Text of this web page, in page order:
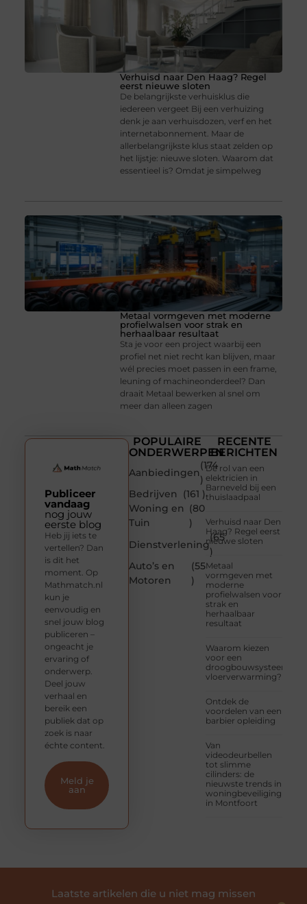
Verhuisd naar Den Haag? Regel
eerst nieuwe sloten
De belangrijkste verhuisklus die
iedereen vergeet Bij een verhuizing
denk je aan verhuisdozen, verf en het
internetabonnement. Maar de
allerbelangrijkste klus staat zelden op
het lijstje: nieuwe sloten. Waarom dat
essentieel is? Omdat je simpelweg
Metaal vormgeven met moderne
profielwalsen voor strak en
herhaalbaar resultaat
Sta je voor een project waarbij een
profiel net niet recht kan blijven, maar
wél precies moet passen in een frame,
leuning of machineonderdeel? Dan
draait Metaal bewerken al snel om
meer dan alleen zagen
POPULAIRE
ONDERWERPEN
Aanbiedingen
(174
)
Bedrijven
(161 )
Woning en
Tuin
(80
)
Dienstverlening
(65
)
Auto’s en
Motoren
(55
)
RECENTE
BERICHTEN
De rol van een
elektricien in
Barneveld bij een
thuislaadpaal
Verhuisd naar Den
Haag? Regel eerst
nieuwe sloten
Metaal
vormgeven met
moderne
profielwalsen voor
strak en
herhaalbaar
resultaat
Waarom kiezen
voor een
droogbouwsysteem
vloerverwarming?
Ontdek de
voordelen van een
barbier opleiding
Van
videodeurbellen
tot slimme
cilinders: de
nieuwste trends in
woningbeveiliging
in Montfoort
Publiceer
vandaag
nog jouw
eerste blog
Heb jij iets te
vertellen? Dan
is dit het
moment. Op
Mathmatch.nl
kun je
eenvoudig en
snel jouw blog
publiceren –
ongeacht je
ervaring of
onderwerp.
Deel jouw
verhaal en
bereik een
publiek dat op
zoek is naar
échte content.
Meld je
aan
Laatste artikelen die u niet mag missen